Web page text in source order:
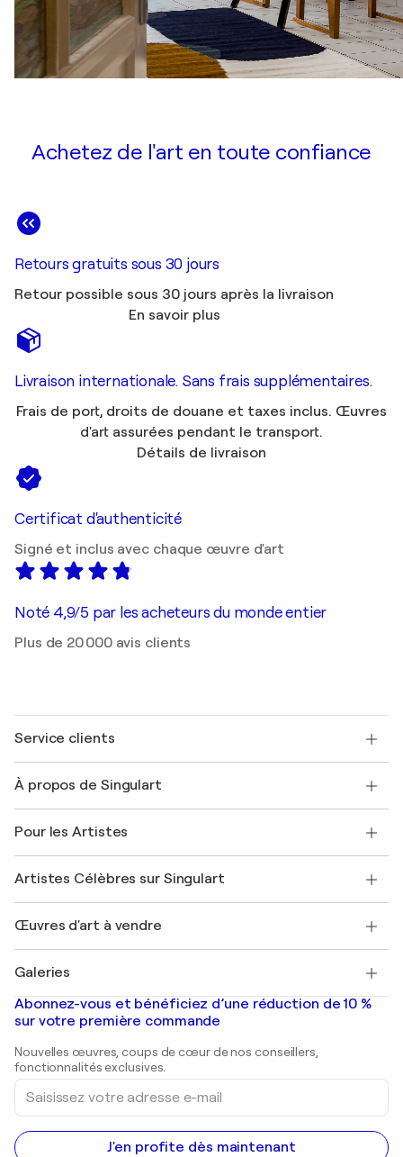
Achetez de l'art en toute confiance
Retours gratuits sous 30 jours
Retour possible sous 30 jours après la livraison
En savoir plus
Livraison internationale. Sans frais supplémentaires.
Frais de port, droits de douane et taxes inclus. Œuvres
d'art assurées pendant le transport.
Détails de livraison
Certificat d'authenticité
Signé et inclus avec chaque œuvre d'art
Noté 4,9/5 par les acheteurs du monde entier
Plus de 20 000 avis clients
Service clients
Expédition
Offrir une carte cadeau
Rejoignez notre programme commercial
Mon compte
+33 1 76 44 06 42
À propos de Singulart
FAQ
Magazine Singulart
Emplois
Découvrez une sélection d'art original
Pour les Artistes
Se connecter en tant qu'Artiste
Artistes Célèbres sur Singulart
Marc Chagall
Banksy
Mr. Brainwash
Shepard Fairey
Œuvres d'art à vendre
Tableaux abstraits à vendre
Peintures de paysage
Estampes
Peintures acryliques
Galeries
Galeries d'art en France
Galeries d'art en Belgique
Abonnez-vous et bénéficiez d’une réduction de 10 %
sur votre première commande
Nouvelles œuvres, coups de cœur de nos conseillers,
fonctionnalités exclusives.
Saisissez
votre
adresse
e-
mail
J'en profite dès maintenant